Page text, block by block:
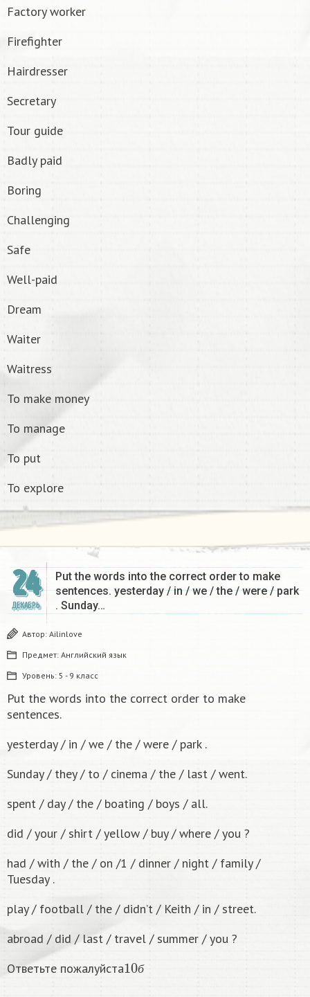
Factory worker
Firefighter
Hairdresser
Secretary
Tour guide
Badly paid
Boring
Challenging
Safe
Well-paid
Dream
Waiter
Waitress
To make money
To manage
To put
To explore
24
ДЕКАБРЬ
Put the words into the correct order to make
sentences. yesterday / in / we / the / were / park
. Sunday…
Автор: Ailinlove
Предмет: Английский язык
Уровень: 5 - 9 класс
Put the words into the correct order to make
sentences.
yesterday / in / we / the / were / park .
Sunday / they / to / cinema / the / last / went.
spent / day / the / boating / boys / all.
did / your / shirt / yellow / buy / where / you ?
had / with / the / on /1 / dinner / night / family /
Tuesday .
play / football / the / didn’t / Keith / in / street.
abroad / did / last / travel / summer / you ?
Ответьте пожалуйста
б
10